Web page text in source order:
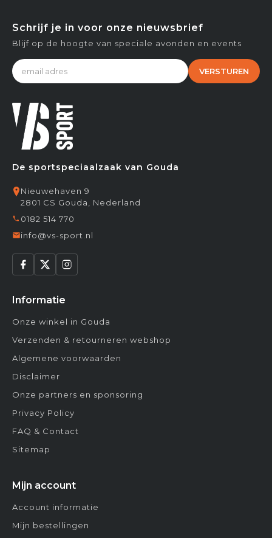
De sportspeciaalzaak van Gouda
Nieuwehaven 9
2801 CS Gouda, Nederland
0182 514 770
info@vs-sport.nl
Informatie
Onze winkel in Gouda
Verzenden & retourneren webshop
Algemene voorwaarden
Disclaimer
Onze partners en sponsoring
Privacy Policy
FAQ & Contact
Sitemap
Mijn account
Account informatie
Mijn bestellingen
Schrijf je in voor onze nieuwsbrief
Blijf op de hoogte van speciale avonden en events
VERSTUREN